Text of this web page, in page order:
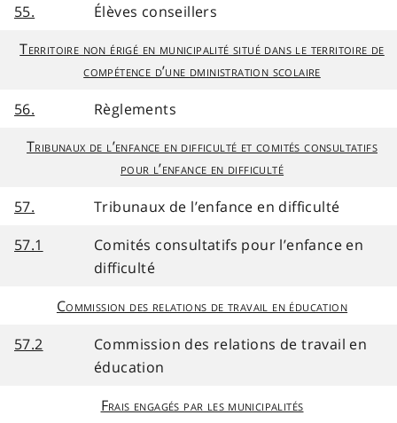
55.
Élèves conseillers
Territoire non érigé en municipalité situé dans le territoire de
compétence d’une dministration scolaire
56.
Règlements
Tribunaux de l’enfance en difficulté et comités consultatifs
pour l’enfance en difficulté
57.
Tribunaux de l’enfance en difficulté
57.1
Comités consultatifs pour l’enfance en
difficulté
Commission des relations de travail en éducation
57.2
Commission des relations de travail en
éducation
Frais engagés par les municipalités